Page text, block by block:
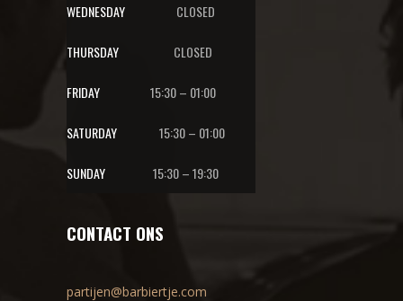
WEDNESDAY CLOSED
THURSDAY CLOSED
FRIDAY 15:30 – 01:00
SATURDAY 15:30 – 01:00
SUNDAY 15:30 – 19:30
CONTACT ONS
partijen@barbiertje.com